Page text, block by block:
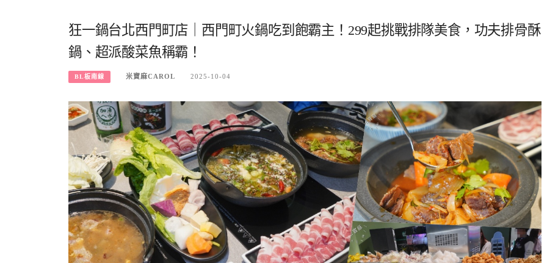
狂一鍋台北西門町店｜西門町火鍋吃到飽霸主！299起挑戰排隊美食，功夫排骨酥
鍋、超派酸菜魚稱霸！
BL板南線 米寶麻CAROL 2025-10-04